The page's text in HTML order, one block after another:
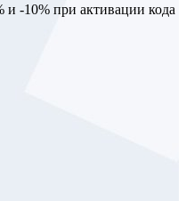
-10% при активации кода